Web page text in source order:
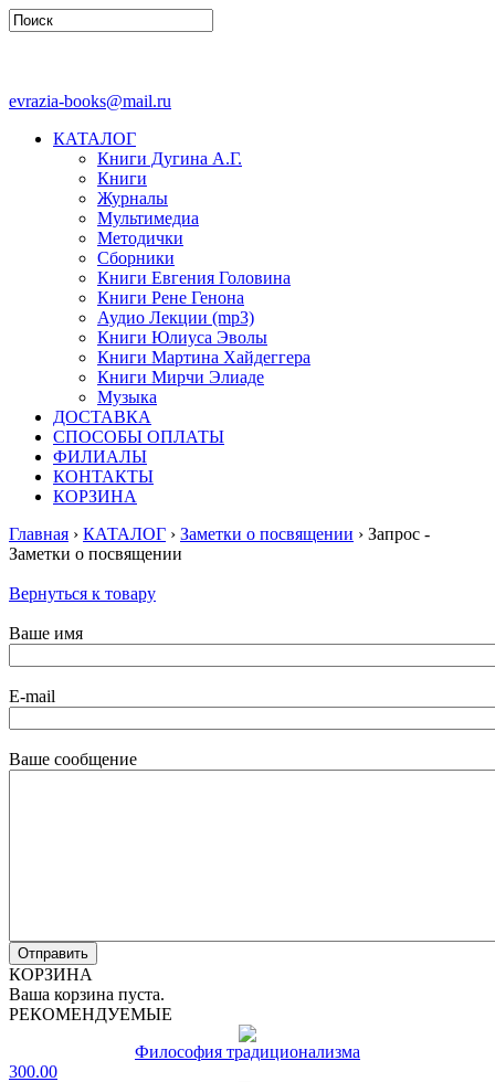
evrazia-books@mail.ru
КАТАЛОГ
Книги Дугина А.Г.
Книги
Журналы
Мультимедиа
Методички
Сборники
Книги Евгения Головина
Книги Рене Генона
Аудио Лекции (mp3)
Книги Юлиуса Эволы
Книги Мартина Хайдеггера
Книги Мирчи Элиаде
Музыка
ДОСТАВКА
СПОСОБЫ ОПЛАТЫ
ФИЛИАЛЫ
КОНТАКТЫ
КОРЗИНА
Главная › КАТАЛОГ › Заметки о посвящении › Запрос -
Заметки о посвящении
Вернуться к товару
Ваше имя
E-mail
Ваше сообщение
КОРЗИНА
Ваша корзина пуста.
РЕКОМЕНДУЕМЫЕ
Философия традиционализма
300.00